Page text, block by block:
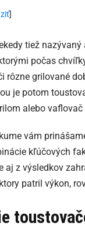
]
tiež
počas
rôzne grilované
je potom
alebo
vám
kľúčových
aj z výsledkov
patril výkon,